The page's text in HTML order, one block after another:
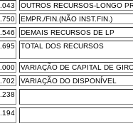
OUTROS RECURSOS-LONGO
EMPR./FIN.(NÃO INST.FIN.)
DEMAIS RECURSOS DE LP
TOTAL DOS RECURSOS
VARIAÇÃO DE CAPITAL DE
VARIAÇÃO DO DISPONÍVEL